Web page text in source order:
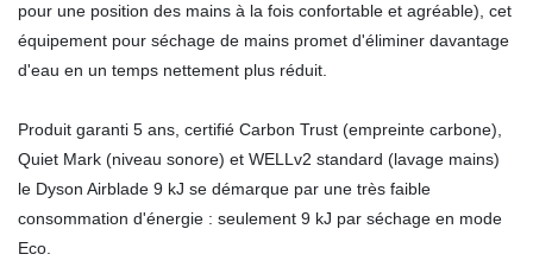
pour une position des mains à la fois confortable et agréable), cet
équipement pour séchage de mains promet d'éliminer davantage
d'eau en un temps nettement plus réduit.
Produit garanti 5 ans, certifié Carbon Trust (empreinte carbone),
Quiet Mark (niveau sonore) et WELLv2 standard (lavage mains)
le Dyson Airblade 9 kJ se démarque par une très faible
consommation d'énergie : seulement 9 kJ par séchage en mode
Eco.